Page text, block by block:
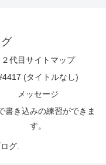
２代目サイトマップ
(タイトルなし)
メッセージ
書き込みの練習ができま
す。
グ.